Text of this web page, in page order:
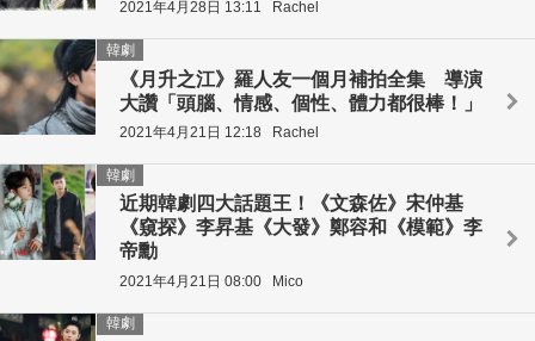
2021年4月28日 13:11 Rachel
《月升之江》羅人友一個月補拍全集 導演
大讚「頭腦、情感、個性、體力都很棒！」
韓劇
2021年4月21日 12:18 Rachel
近期韓劇四大話題王！《文森佐》宋仲基
《窺探》李昇基《大發》鄭容和《模範》李
帝勳
韓劇
2021年4月21日 08:00 Mico
韓劇